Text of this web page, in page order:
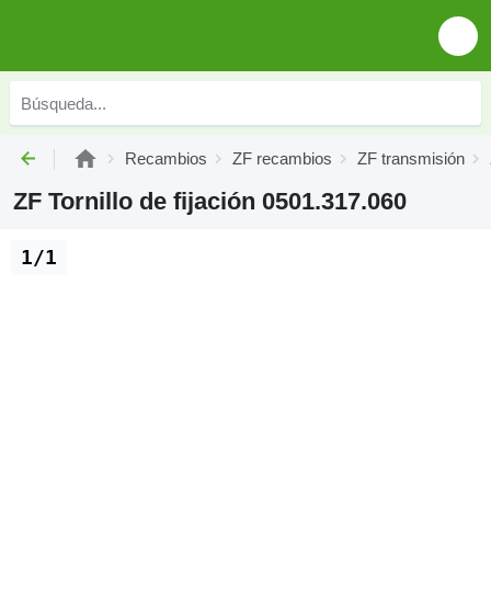
Recambios ZF recambios ZF transmisión
ZF Tornillo de fijación 0501.317.060
1/1